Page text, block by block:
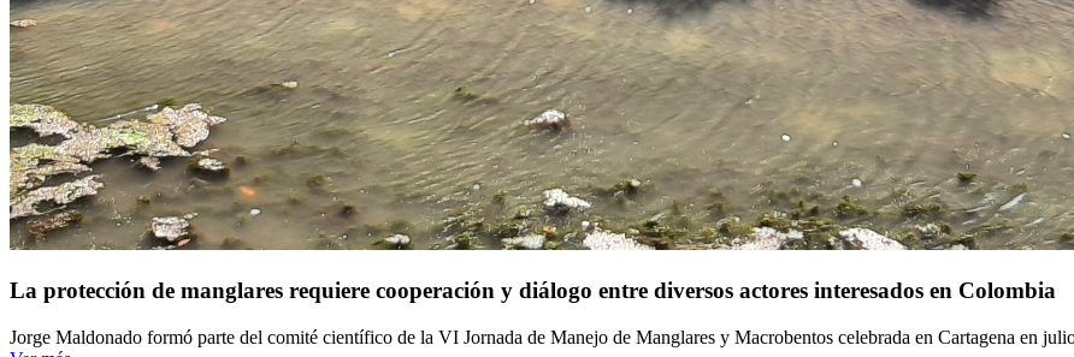
La protección de manglares requiere cooperación y diálogo entre diversos actores interesados en Colombia
Jorge Maldonado formó parte del comité científico de la VI Jornada de Manejo de Manglares y Macrobentos celebrada en Cartagena en